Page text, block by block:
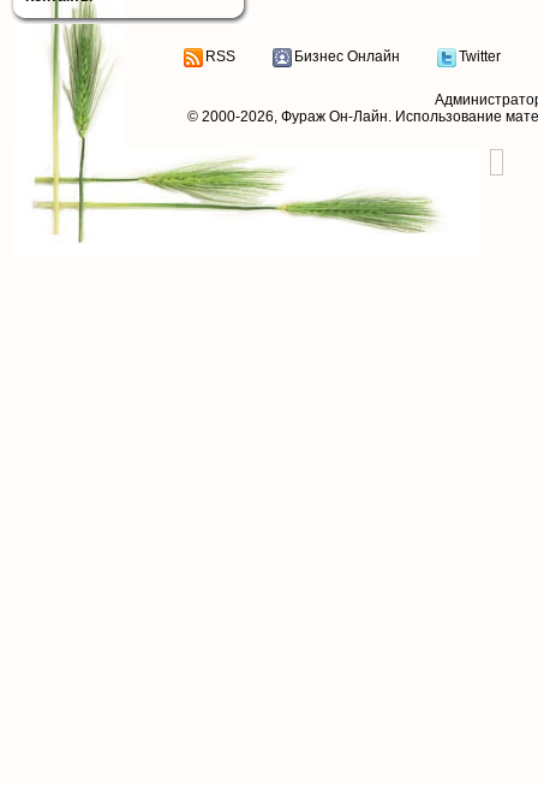
RSS Бизнес Онлайн Twitter
© 2000-2026, Фураж Он-Лайн. Использование